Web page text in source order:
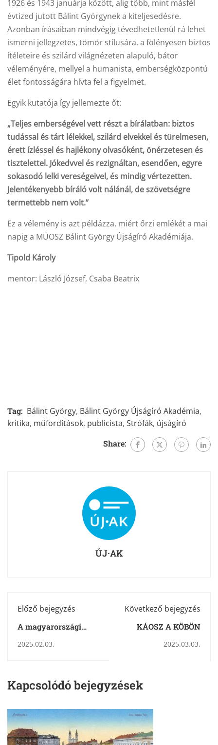
1926 és 1943 januárja között, alig több, mint másfél
évtized jutott Bálint Györgynek a kiteljesedésre.
Azonban írásaiban mindvégig tévedhetetlenül rá lehet
ismerni jellegzetes, tömör stílusára, a fölényesen biztos
ítéleteire és szilárd világnézeten alapuló, bátor
véleményére, mellyel a humanista, emberségközpontú
élet fontosságára hívta fel a figyelmet.
Egyik kutatója így jellemezte őt:
„Teljes emberségével vett részt a bírálatban: biztos
tudással és tárt lélekkel, szilárd elvekkel és türelmesen,
érett ízléssel és hajlékony olvasóként, önérzetesen és
tisztelettel. Jókedvvel és rezignáltan, esendően, egyre
sokasodó lelki vereségeivel, és mindig vértezetten.
Jelentékenyebb bíráló volt nálánál, de szövetségre
termettebb nem volt.”
Ez a vélemény is azt példázza, miért őrzi emlékét a mai
napig a MÚOSZ Bálint György Újságíró Akadémiája.
Tipold Károly
mentor: László József, Csaba Beatrix
Tag: Bálint György, Bálint György Újságíró Akadémia,
kritika, műfordítások, publicista, Strófák, újságíró
Share:
ÚJ·AK
Előző bejegyzés
A magyarországi
2025.02.03.
Következő bejegyzés
KÁOSZ A KÖBÖN
2025.03.03.
Kapcsolódó bejegyzések